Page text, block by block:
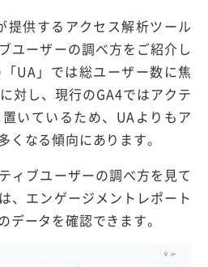
提供するアクセス解析ツール
ユーザーの調べ方をご紹介し
UA」では総ユーザー数に焦
対し、現行のGA4ではアクテ
いているため、UAよりもア
くなる傾向にあります。
ィブユーザーの調べ方を見て
、エンゲージメントレポート
データを確認できます。